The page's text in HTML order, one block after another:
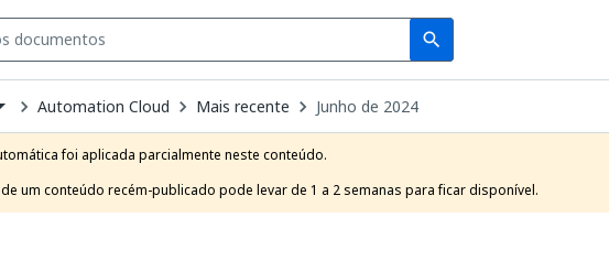
search
Search
Automation Cloud Mais recente Junho de 2024
foi aplicada parcialmente neste conteúdo.
um conteúdo recém-publicado pode levar de 1 a 2 semanas para ficar disponível.